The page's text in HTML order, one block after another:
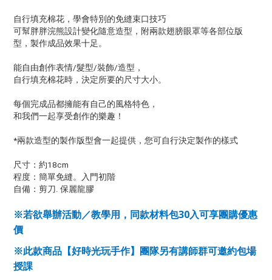
自行填充棉花，學會特別的免縫束口技巧
可幫胖胖浣熊設計變化隨意造型，附兩款翅膀眼罩等各部位版
型，製作成品效果十足。
能自由創作表情/髮型/裝飾/造型，
自行填充棉花時，決定所要的尺寸大小。
每個完成品都擁能有自己的風格特色，
和我們一起享受創作的樂趣！
*兩款造型的製作版型會一起提供，您可自行決定製作的樣式
尺寸：約18cm
程度：簡單免縫。入門初階
自備：剪刀. 保麗龍膠
※若欲舉辦活動／教學用，同款材料包30入可享團購優惠
價
※此款商品【好時光玩手作】團隊另有講師群可邀約包場
授課